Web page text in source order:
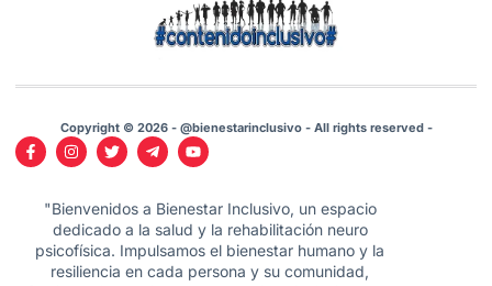
Copyright © 2026 - @bienestarinclusivo - All rights reserved -
"Bienvenidos a Bienestar Inclusivo, un espacio
dedicado a la salud y la rehabilitación neuro
psicofísica. Impulsamos el bienestar humano y la
resiliencia en cada persona y su comunidad,